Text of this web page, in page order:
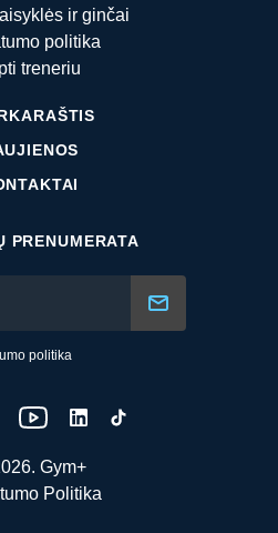
ir ginčai
politika
treneriu
PRENUMERATA
politika
Gym+
Politika